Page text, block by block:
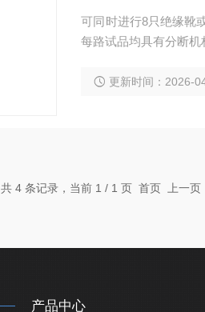
可同时进行8只绝缘靴
每路试品均具有分断
更新时间：2026-
共 4 条记录，当前 1 / 1 页 首页 上一
产品中心